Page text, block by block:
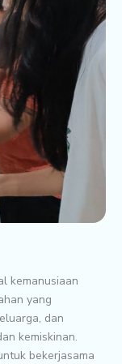
kemanusiaan
yang
dan
kemiskinan.
bekerjasama